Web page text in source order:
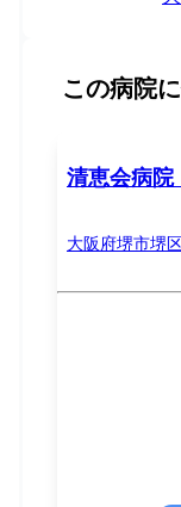
この病院
清恵会病
大阪府堺市堺